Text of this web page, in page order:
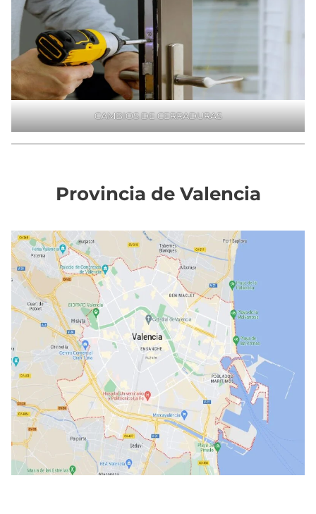
CAMBIOS DE CERRADURAS
Provincia de Valencia